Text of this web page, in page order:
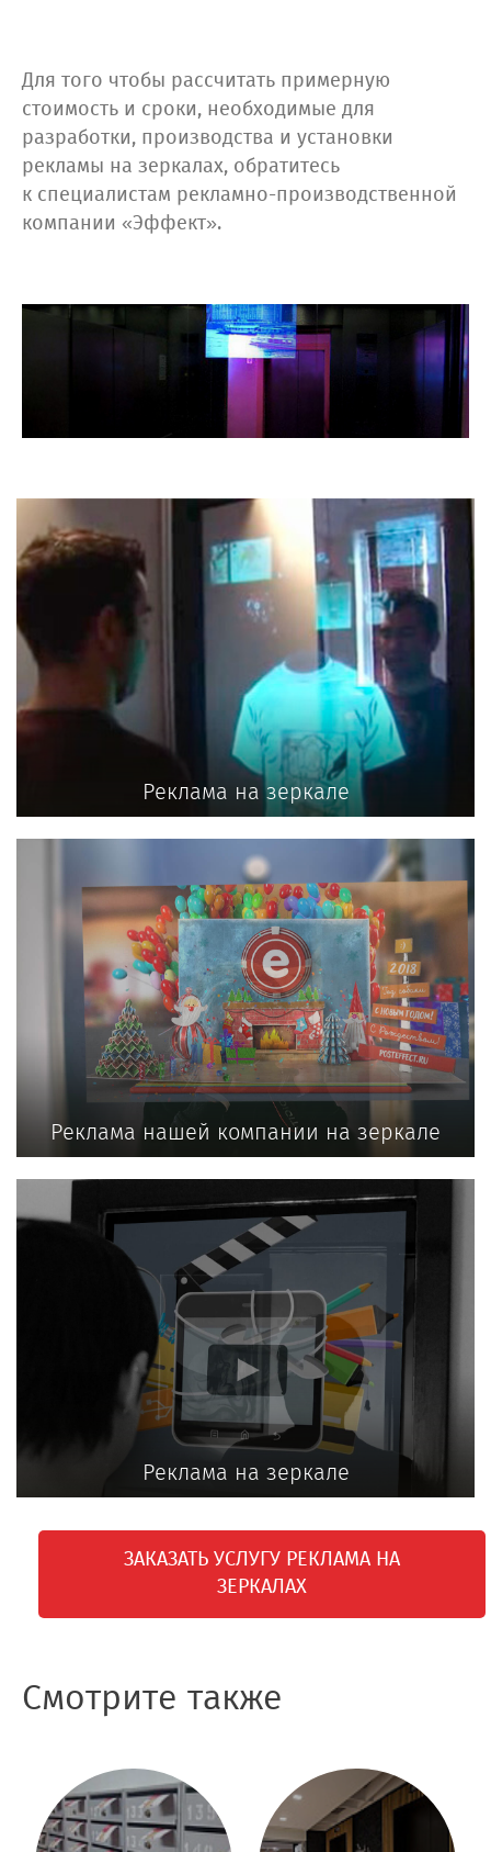
Для того чтобы рассчитать примерную
стоимость и сроки, необходимые для
разработки, производства и установки
рекламы на зеркалах, обратитесь
к специалистам рекламно-производственной
компании «Эффект».
Реклама на зеркале
Реклама нашей компании на зеркале
Реклама на зеркале
ЗАКАЗАТЬ УСЛУГУ РЕКЛАМА НА
ЗЕРКАЛАХ
Смотрите также